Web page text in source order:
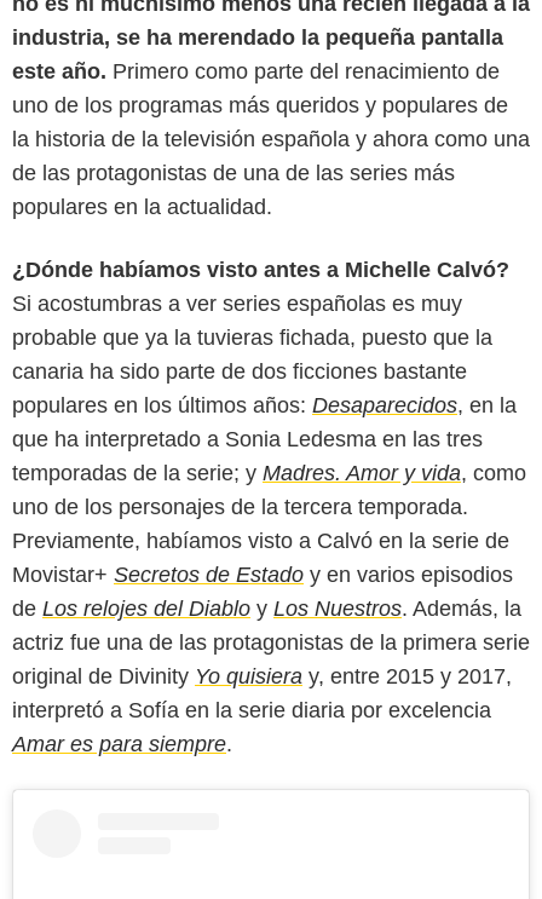
industria, se ha merendado la pequeña pantalla
este año. Primero como parte del renacimiento de
uno de los programas más queridos y populares de
la historia de la televisión española y ahora como una
de las protagonistas de una de las series más
populares en la actualidad.
¿Dónde habíamos visto antes a Michelle Calvó?
Si acostumbras a ver series españolas es muy
probable que ya la tuvieras fichada, puesto que la
canaria ha sido parte de dos ficciones bastante
populares en los últimos años: Desaparecidos, en la
que ha interpretado a Sonia Ledesma en las tres
temporadas de la serie; y Madres. Amor y vida, como
uno de los personajes de la tercera temporada.
Previamente, habíamos visto a Calvó en la serie de
Movistar+ Secretos de Estado y en varios episodios
de Los relojes del Diablo y Los Nuestros. Además, la
actriz fue una de las protagonistas de la primera serie
original de Divinity Yo quisiera y, entre 2015 y 2017,
interpretó a Sofía en la serie diaria por excelencia
Amar es para siempre.